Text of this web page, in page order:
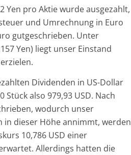
Yen pro Aktie wurde ausgezahlt,
und Umrechnung in Euro
gutgeschrieben. Unter
Yen) liegt unser Einstand
Dividenden in US-Dollar
also 979,93 USD. Nach
wodurch unser
in dieser Höhe annimmt, werden
10,786 USD einer
Allerdings hatten die